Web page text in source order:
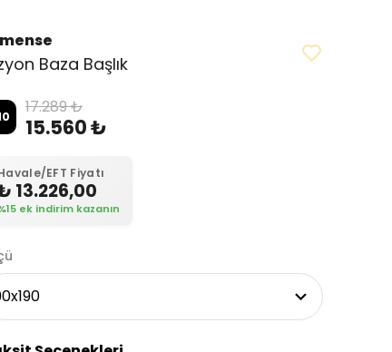
Baza Başlık
17.289 ₺
15.560 ₺
EFT Fiyatı
13.226,00
ek indirim kazanın